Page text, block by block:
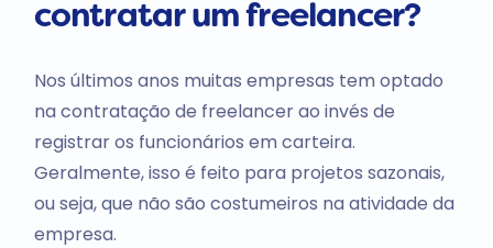
contratar um freelancer?
Nos últimos anos muitas empresas tem optado
na contratação de freelancer ao invés de
registrar os funcionários em carteira.
Geralmente, isso é feito para projetos sazonais,
ou seja, que não são costumeiros na atividade da
empresa.